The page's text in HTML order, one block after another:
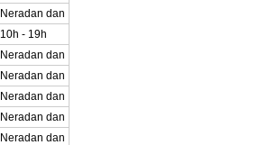
Neradan dan
10h - 19h
Neradan dan
Neradan dan
Neradan dan
Neradan dan
Neradan dan